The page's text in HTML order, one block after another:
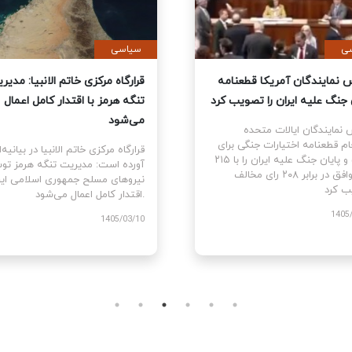
آمریکا قطعنامه
جنگ علیه ایران را تصویب کرد
ایالات متحده
قطعنامه اختیارات جنگی برای
توقف و پایان جنگ علیه ایران را با ۲۱۵
رای موافق در برابر ۲۰۸ رای مخالف
سیاسی
قرارگاه مرکزی خاتم الانبیا:
تنگه هرمز با اقتدار کامل اعمال
می‌شود
قرارگاه مرکزی خاتم الانبیا در
آورده است: مدیریت تنگه هرمز
نیروهای مسلح جمهوری اسلامی
اقتدار کامل اعمال می‌شود.
1405/03/10